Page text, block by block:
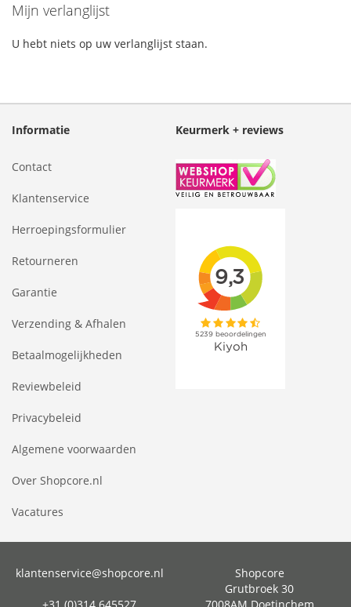
pagina
Mijn verlanglijst
U hebt niets op uw verlanglijst staan.
Informatie
Contact
Klantenservice
Herroepingsformulier
Retourneren
Garantie
Verzending & Afhalen
Betaalmogelijkheden
Reviewbeleid
Privacybeleid
Algemene voorwaarden
Over Shopcore.nl
Vacatures
Keurmerk + reviews
klantenservice@shopcore.nl
Shopcore
Grutbroek 30